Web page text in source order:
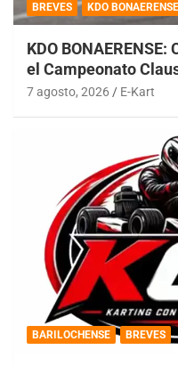
BREVES KDO BONAERENSE
KDO
el Campeonato
7 agosto, 2026 E-Kart
BARILOCHENSE BREVES